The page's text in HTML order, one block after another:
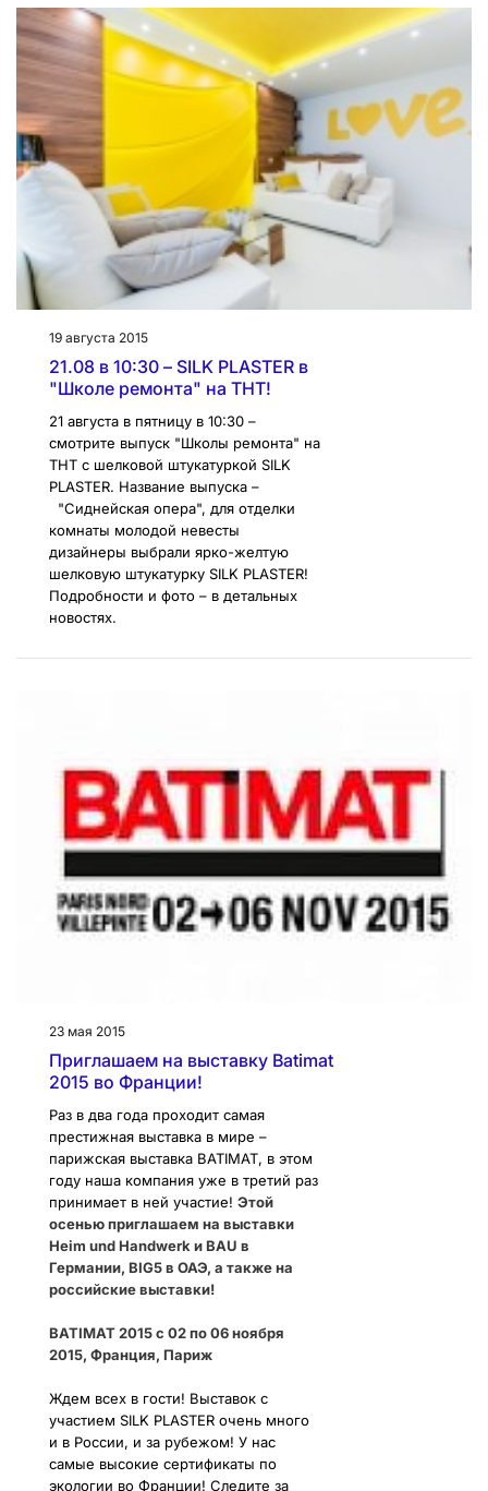
19 августа 2015
21.08 в 10:30 – SILK PLASTER в
"Школе ремонта" на ТНТ!
21 августа в пятницу в 10:30 –
смотрите выпуск "Школы ремонта" на
ТНТ с шелковой штукатуркой SILK
PLASTER. Название выпуска –
"Сиднейская опера", для отделки
комнаты молодой невесты
дизайнеры выбрали ярко-желтую
шелковую штукатурку SILK PLASTER!
Подробности и фото – в детальных
новостях.
23 мая 2015
Приглашаем на выставку Batimat
2015 во Франции!
Раз в два года проходит самая
престижная выставка в мире –
парижская выставка BATIMAT, в этом
году наша компания уже в третий раз
принимает в ней участие! Этой
осенью приглашаем на выставки
Heim und Handwerk и BAU в
Германии, BIG5 в ОАЭ, а также на
российские выставки!
BATIMAT 2015 c 02 по 06 ноября
2015, Франция, Париж
Ждем всех в гости! Выставок с
участием SILK PLASTER очень много
и в России, и за рубежом! У нас
самые высокие сертификаты по
экологии во Франции! Следите за